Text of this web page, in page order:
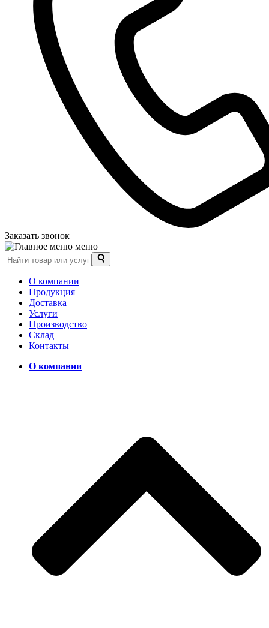
Заказать звонок
меню
О компании
Продукция
Доставка
Услуги
Производство
Склад
Контакты
О компании